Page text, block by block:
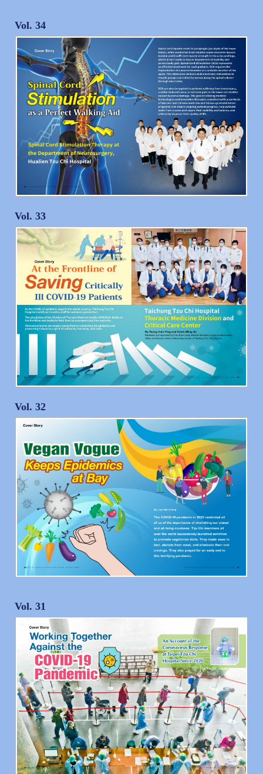
Vol. 34
Vol. 33
Vol. 32
Vol. 31